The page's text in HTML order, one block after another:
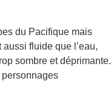
du Pacifique mais
fluide que l’eau,
sombre et déprimante.
personnages